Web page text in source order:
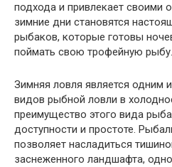
подхода и привлекает своими
зимние дни становятся
рыбаков, которые готовы
поймать свою трофейную рыбу.
Зимняя ловля является одним
видов рыбной ловли в
преимущество этого вида
доступности и простоте.
позволяет насладиться
заснеженного ландшафта,